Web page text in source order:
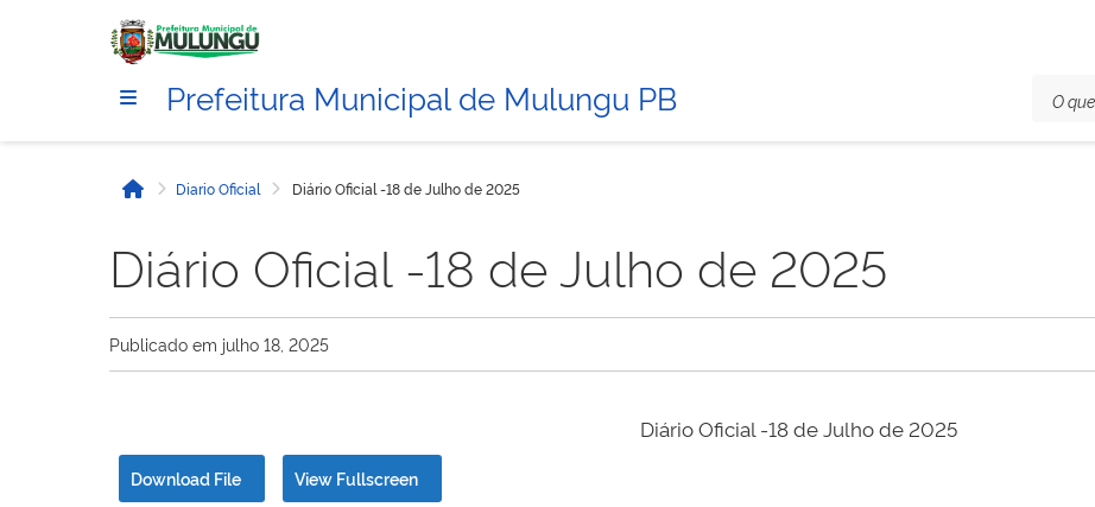
Prefeitura Municipal de Mulungu PB
InícioDiario Oficial Diário Oficial -18 de Julho de 2025
Diário Oficial -18 de Julho de 2025
Publicado em julho 18, 2025
Diário Oficial -18 de Julho de 2025
Download File View Fullscreen